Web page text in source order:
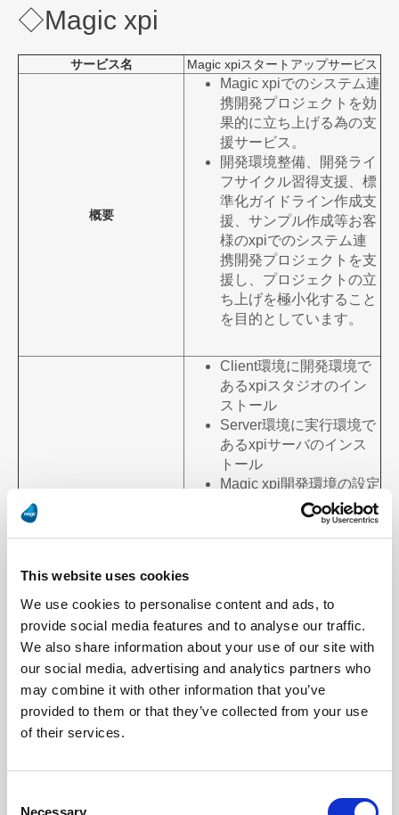
This website uses cookies
We use cookies to personalise content and ads, to
provide social media features and to analyse our traffic.
We also share information about your use of our site with
our social media, advertising and analytics partners who
may combine it with other information that you’ve
provided to them or that they’ve collected from your use
of their services.
Necessary
◇Magic xpi
サービス名 Magic xpiスタートアップサービス
概要
Magic xpiでのシステム連
携開発プロジェクトを効
果的に立ち上げる為の支
援サービス。
開発環境整備、開発ライ
フサイクル習得支援、標
準化ガイドライン作成支
援、サンプル作成等お客
様のxpiでのシステム連
携開発プロジェクトを支
援し、プロジェクトの立
ち上げを極小化すること
を目的としています。
Client環境に開発環境で
あるxpiスタジオのイン
ストール
Server環境に実行環境で
あるxpiサーバのインス
トール
Magic xpi開発環境の設定
Magic xpi実行環境の設定
Magic xpiを使用するため
のシステム環境設定
アプリケーション作成時
におけるxpi固有の注意
点等の整理、指導
開発標準作成支援
グループ開発支援
開発手順書作成支援
サンプル作成